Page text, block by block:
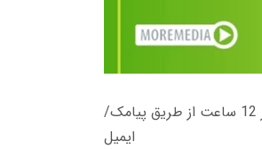
زمان تحویل کتاب های 600 هزار تومانی دانلود فوری از حساب کاربری می باشد، و زمان تحویل لینک دانلود کتاب های 500 هزار تومانی حداکثر 12 ساعت از طریق پیامک/
ایمیل